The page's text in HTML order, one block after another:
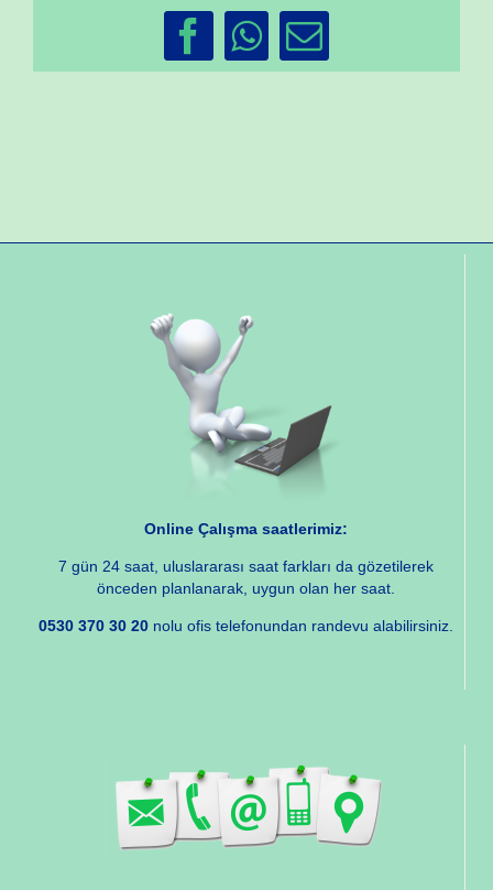
Facebook
WhatsApp
Email
Online Çalışma saatlerimiz:
7 gün 24 saat, uluslararası saat farkları da gözetilerek
önceden planlanarak, uygun olan her saat.
0530 370 30 20 nolu ofis telefonundan randevu alabilirsiniz.